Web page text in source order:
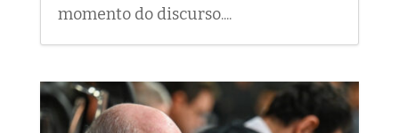
momento do discurso....